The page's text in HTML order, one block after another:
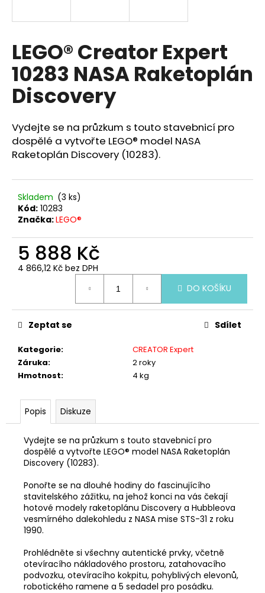
LEGO® Creator Expert
10283 NASA Raketoplán
Discovery
Vydejte se na průzkum s touto stavebnicí pro
dospělé a vytvořte LEGO® model NASA
Raketoplán Discovery (10283).
Skladem (3 ks)
Kód: 10283
Značka:LEGO®
5 888 Kč
4 866,12 Kč bez DPH
DO KOŠÍKU
Kategorie:
CREATOR Expert
Záruka:
2 roky
Hmotnost: 4 kg
Zeptat se Sdílet
Popis Diskuze
Vydejte se na průzkum s touto stavebnicí pro
dospělé a vytvořte LEGO® model NASA Raketoplán
Discovery (10283).
Ponořte se na dlouhé hodiny do fascinujícího
stavitelského zážitku, na jehož konci na vás čekají
hotové modely raketoplánu Discovery a Hubbleova
vesmírného dalekohledu z NASA mise STS-31 z roku
1990.
Prohlédněte si všechny autentické prvky, včetně
otevíracího nákladového prostoru, zatahovacího
podvozku, otevíracího kokpitu, pohyblivých elevonů,
robotického ramene a 5 sedadel pro posádku.
í
t
?
HLEDAT
o
p
o
r
u
č
e
m
e
LEGO®
ICONS
VETERÁN
PŘEHLÍDCE
Kč